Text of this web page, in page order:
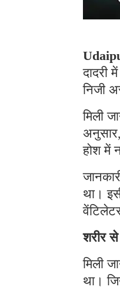
दादरी
निजी
मिली
होश में
था।
शरीर से
मिली
था।